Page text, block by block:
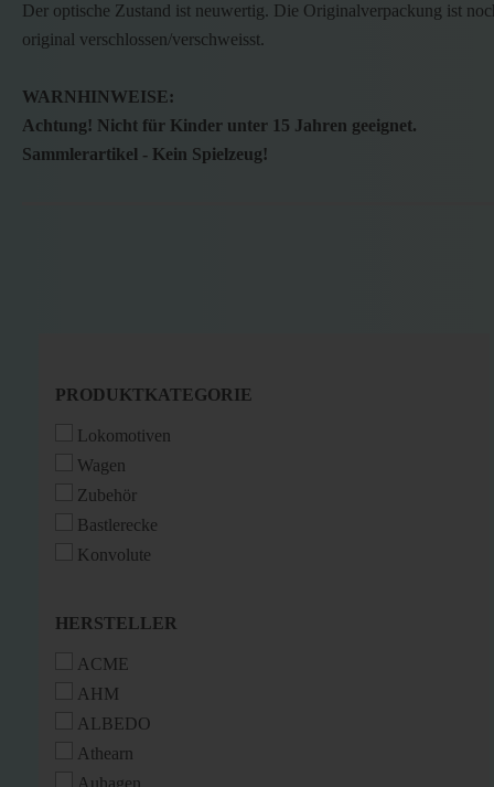
Der optische Zustand ist neuwertig. Die Originalverpackung ist
original verschlossen/verschweisst.
WARNHINWEISE:
Achtung! Nicht für Kinder unter 15 Jahren geeignet.
Sammlerartikel - Kein Spielzeug!
PRODUKTKATEGORIE
PRODUKTKATEGORIE
Lokomotiven
Wagen
Zubehör
Bastlerecke
Konvolute
HERSTELLER
HERSTELLER
ACME
AHM
ALBEDO
Athearn
Auhagen